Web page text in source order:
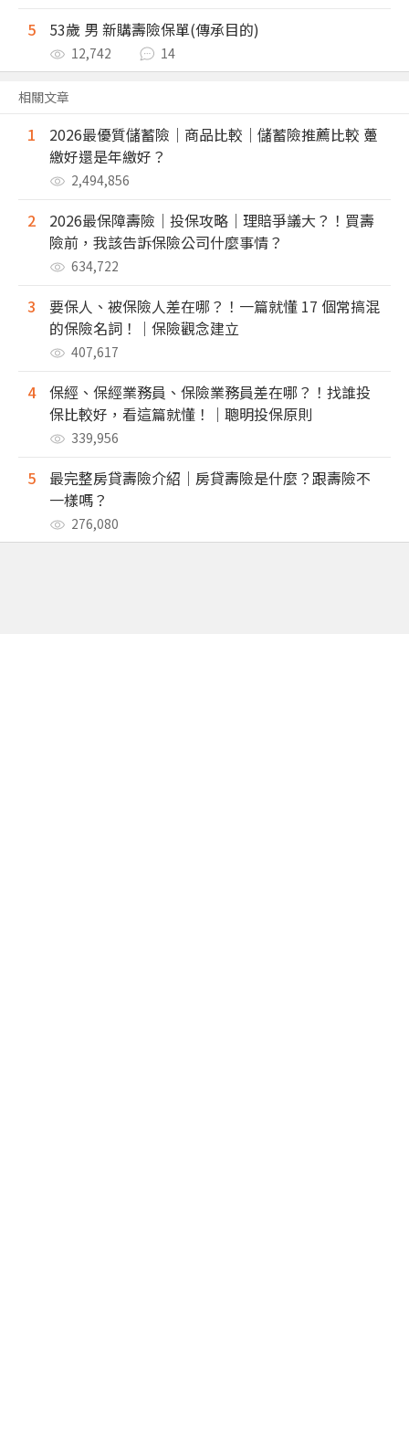
5 53歲 男 新購壽險保單(傳承目的)
12,742 14
相關文章
1
2026最優質儲蓄險｜商品比較｜儲蓄險推薦比較 躉
繳好還是年繳好？
2,494,856
2
2026最保障壽險｜投保攻略｜理賠爭議大？！買壽
險前，我該告訴保險公司什麼事情？
634,722
3
要保人、被保險人差在哪？！一篇就懂 17 個常搞混
的保險名詞！｜保險觀念建立
407,617
4
保經、保經業務員、保險業務員差在哪？！找誰投
保比較好，看這篇就懂！｜聰明投保原則
339,956
5
最完整房貸壽險介紹｜房貸壽險是什麼？跟壽險不
一樣嗎？
276,080